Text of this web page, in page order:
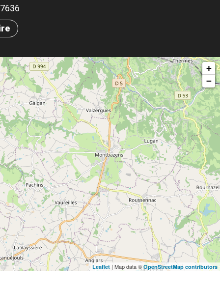
+
−
Leaflet | Map data © OpenStreetMap contributors